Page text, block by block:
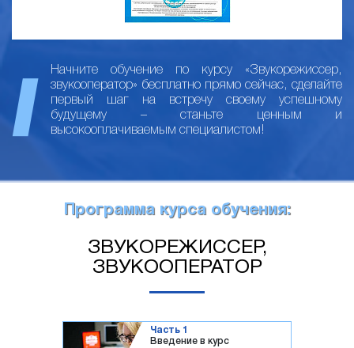
Начните обучение по курсу «Звукорежиссер,
звукооператор» бесплатно прямо сейчас, сделайте
первый шаг на встречу своему успешному
будущему – станьте ценным и
высокооплачиваемым специалистом!
Программа курса обучения:
ЗВУКОРЕЖИССЕР,
ЗВУКООПЕРАТОР
Часть 1
Введение в курс